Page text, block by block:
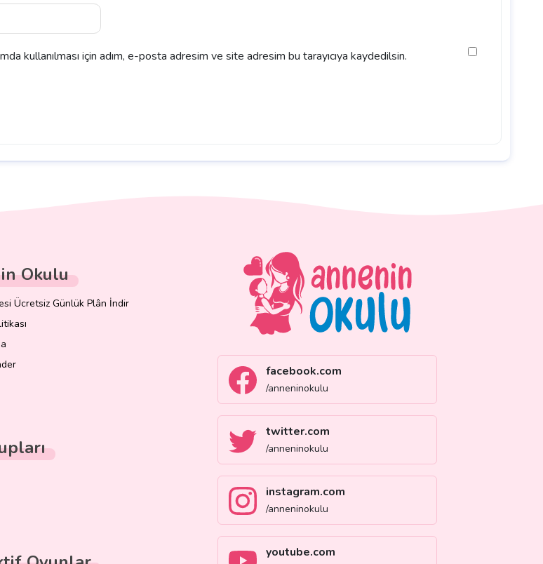
kullanılması için adım, e-posta adresim ve site adresim bu tarayıcıya kaydedilsin.
Okulu
Ücretsiz Günlük Plân İndir
facebook.com
/anneninokulu
twitter.com
/anneninokulu
instagram.com
/anneninokulu
youtube.com